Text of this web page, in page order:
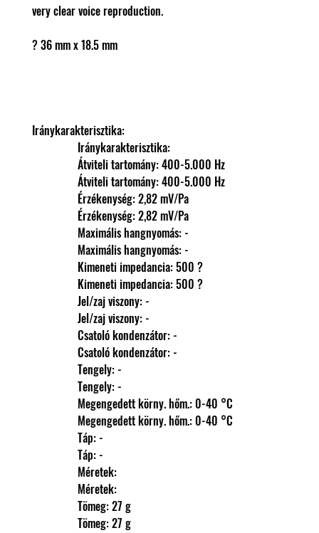
very clear voice reproduction.
? 36 mm x 18.5 mm
Iránykarakterisztika:
                Iránykarakterisztika:
                Átviteli tartomány: 400-5.000 Hz
                Átviteli tartomány: 400-5.000 Hz
                Érzékenység: 2,82 mV/Pa
                Érzékenység: 2,82 mV/Pa
                Maximális hangnyomás: -
                Maximális hangnyomás: -
                Kimeneti impedancia: 500 ?
                Kimeneti impedancia: 500 ?
                Jel/zaj viszony: -
                Jel/zaj viszony: -
                Csatoló kondenzátor: -
                Csatoló kondenzátor: -
                Tengely: -
                Tengely: -
                Megengedett körny. hőm.: 0-40 °C
                Megengedett körny. hőm.: 0-40 °C
                Táp: -
                Táp: -
                Méretek:
                Méretek:
                Tömeg: 27 g
                Tömeg: 27 g